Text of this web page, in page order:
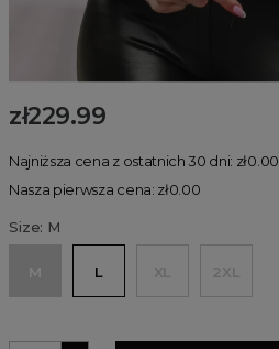
zł229.99
Najniższa cena z ostatnich 30 dni: zł0.00
Nasza pierwsza cena: zł0.00
Size: M
M L XL 2XL